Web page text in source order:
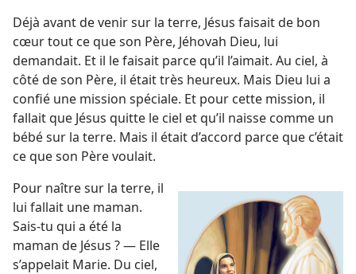
Déjà avant de venir sur la terre, Jésus faisait de bon
cœur tout ce que son Père, Jéhovah Dieu, lui
demandait. Et il le faisait parce qu’il l’aimait. Au ciel, à
côté de son Père, il était très heureux. Mais Dieu lui a
confié une mission spéciale. Et pour cette mission, il
fallait que Jésus quitte le ciel et qu’il naisse comme un
bébé sur la terre. Mais il était d’accord parce que c’était
ce que son Père voulait.
Pour naître sur la terre, il
lui fallait une maman.
Sais-​tu qui a été la
maman de Jésus ? — Elle
s’appelait Marie. Du ciel,